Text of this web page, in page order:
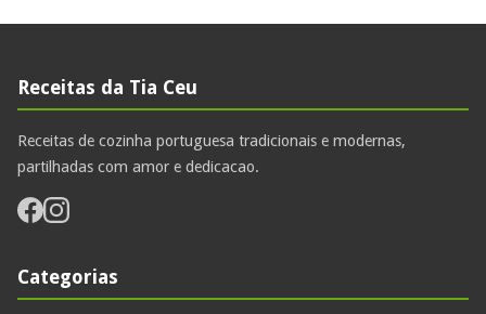
Receitas da Tia Ceu
Receitas de cozinha portuguesa tradicionais e modernas,
partilhadas com amor e dedicacao.
Categorias